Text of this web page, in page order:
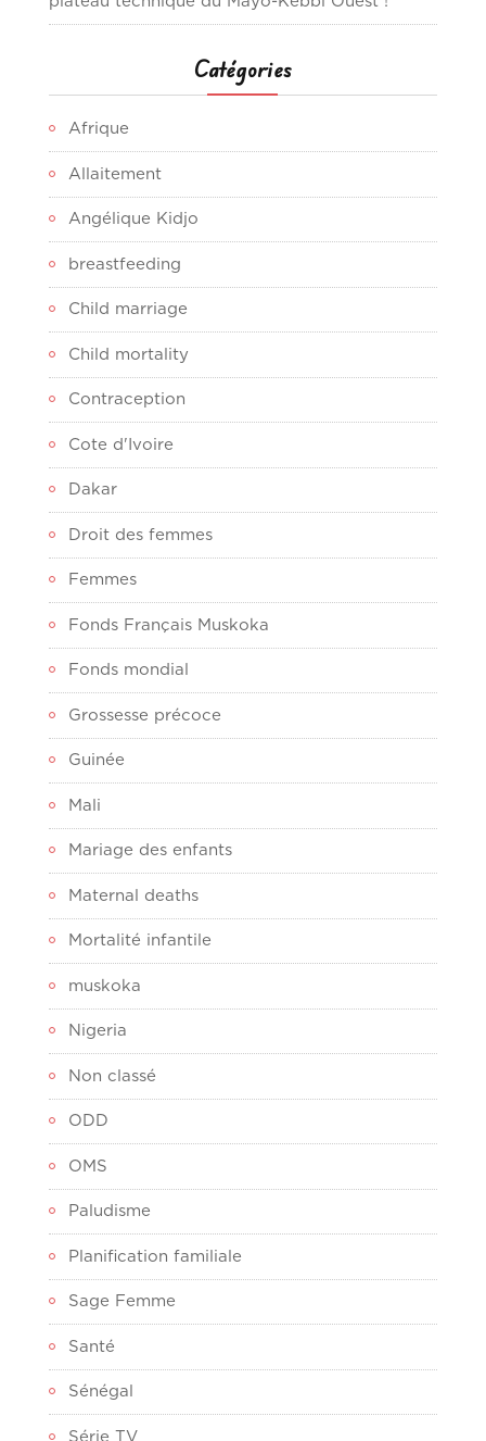
Catégories
Afrique
Allaitement
Angélique Kidjo
breastfeeding
Child marriage
Child mortality
Contraception
Cote d'Ivoire
Dakar
Droit des femmes
Femmes
Fonds Français Muskoka
Fonds mondial
Grossesse précoce
Guinée
Mali
Mariage des enfants
Maternal deaths
Mortalité infantile
muskoka
Nigeria
Non classé
ODD
OMS
Paludisme
Planification familiale
Sage Femme
Santé
Sénégal
Série TV